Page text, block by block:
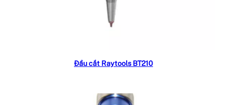
Read more
Đầu cắt Raytools BT210